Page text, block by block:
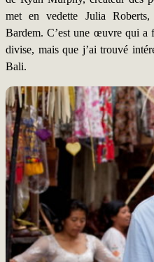
met en vedette Julia
Bardem. C’est une œuvre qui a
divise, mais que j’ai trouvé
Bali.